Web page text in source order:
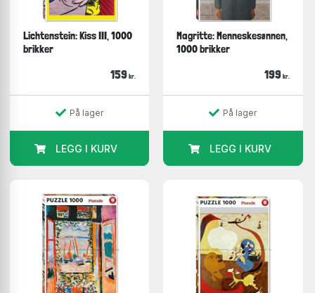
Lichtenstein: Kiss III, 1000
brikker
159 kr.
På lager
LEGG I KURV
Magritte: Menneskesønnen,
1000 brikker
199 kr.
På lager
LEGG I KURV